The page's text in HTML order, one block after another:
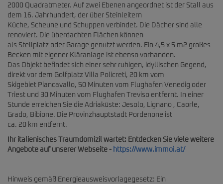
2000 Quadratmeter. Auf zwei Ebenen angeordnet ist der Stall aus
dem 16. Jahrhundert, der über Steinleitern
Küche, Scheune und Schuppen verbindet. Die Dächer sind alle
renoviert. Die überdachten Flächen können
als Stellplatz oder Garage genutzt werden. Ein 4,5 x 5 m2 großes
Becken mit eigener Kläranlage ist ebenso vorhanden.
Das Objekt befindet sich einer sehr ruhigen, idyllischen Gegend,
direkt vor dem Golfplatz Villa Policreti, 20 km vom
Skigebiet Piancavallo, 50 Minuten vom Flughafen Venedig oder
Triest und 30 Minuten vom Flughafen Treviso entfernt. In einer
Stunde erreichen Sie die Adriaküste: Jesolo, Lignano , Caorle,
Grado, Bibione. Die Provinzhauptstadt Pordenone ist
ca. 20 km entfernt.
Ihr italienisches Traumdomizil wartet: Entdecken Sie viele weitere
Angebote auf unserer Webseite - https://www.immoi.at/
Hinweis gemäß Energieausweisvorlagegesetz: Ein